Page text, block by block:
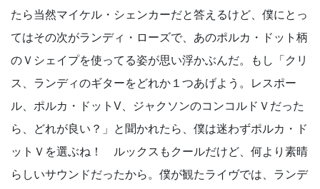
たら当然マイケル・シェンカーだと答えるけど、僕にとっ
てはその次がランディ・ローズで、あのポルカ・ドット柄
のＶシェイプを使ってる姿が思い浮かぶんだ。もし「クリ
ス、ランディのギターをどれか１つあげよう。レスポー
ル、ポルカ・ドットV、ジャクソンのコンコルドＶだった
ら、どれが良い？」と聞かれたら、僕は迷わずポルカ・ド
ットＶを選ぶね！ ルックスもクールだけど、何より素晴
らしいサウンドだったから。僕が観たライヴでは、ランデ